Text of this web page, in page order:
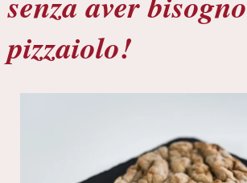
pizzaiolo!